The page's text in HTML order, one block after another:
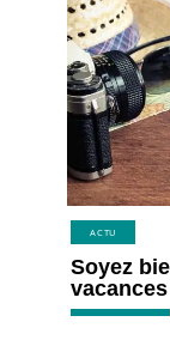
ACTU
Soyez
vacances